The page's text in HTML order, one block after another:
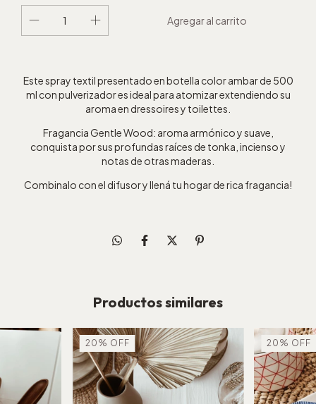
Este spray textil presentado en botella color ambar de 500
ml con pulverizador es ideal para atomizar extendiendo su
aroma en dressoires y toilettes.
Fragancia Gentle Wood: aroma armónico y suave,
conquista por sus profundas raíces de tonka, incienso y
notas de otras maderas.
Combinalo con el difusor y llená tu hogar de rica fragancia!
Productos similares
20 % OFF 20 % OFF